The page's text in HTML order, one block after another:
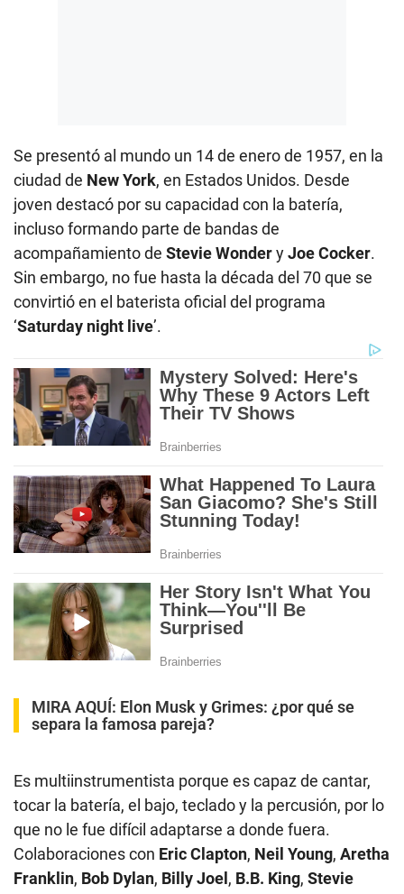
Se presentó al mundo un 14 de enero de 1957, en la
ciudad de New York, en Estados Unidos. Desde
joven destacó por su capacidad con la batería,
incluso formando parte de bandas de
acompañamiento de Stevie WonderyJoe Cocker.
Sin embargo, no fue hasta la década del 70 que se
convirtió en el baterista oficial del programa
‘Saturday night live’.
MIRA AQUÍ: Elon Musk y Grimes: ¿por qué se
separa la famosa pareja?
Es multiinstrumentista porque es capaz de cantar,
tocar la batería, el bajo, teclado y la percusión, por lo
que no le fue difícil adaptarse a donde fuera.
Colaboraciones con Eric Clapton, Neil Young, Aretha
Franklin, Bob Dylan, Billy Joel , B.B. King, Stevie